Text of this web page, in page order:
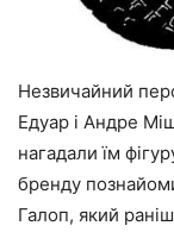
Незвичайний
Едуар і Андре
нагадали їм
бренду
Галоп, який